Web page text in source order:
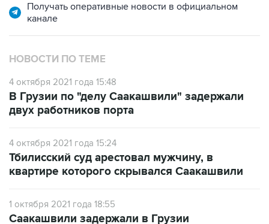
Получать оперативные новости в официальном
канале
НОВОСТИ ПО ТЕМЕ
4 октября 2021 года 15:48
В Грузии по "делу Саакашвили" задержали
двух работников порта
4 октября 2021 года 15:24
Тбилисский суд арестовал мужчину, в
квартире которого скрывался Саакашвили
1 октября 2021 года 18:55
Саакашвили задержали в Грузии